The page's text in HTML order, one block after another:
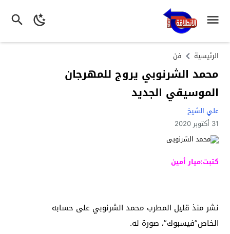
الرئيسية فن
محمد الشرنوبي يروج للمهرجان
الموسيقي الجديد
علي الشيخ
31 أكتوبر 2020
كتبت:ميار أمين
نشر منذ قليل المطرب محمد الشرنوبي على حسابه
الخاص”فيسبوك”، صورة له.